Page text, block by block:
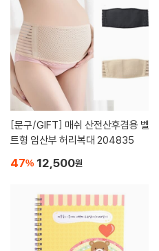
[문구/GIFT]
트형 임산부 허리복대 204835
47% 12,500원